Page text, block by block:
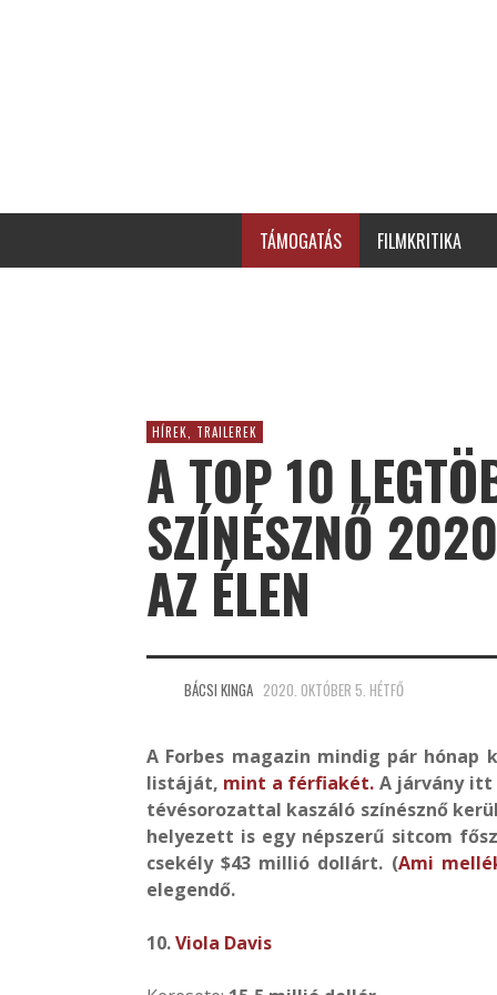
TÁMOGATÁS FILMKRITIKA
HÍREK, TRAILEREK
A TOP 10
SZÍNÉSZNŐ
AZ ÉLEN
BÁCSI KINGA 2020. OKTÓBER 5. HÉTFŐ
A Forbes magazin mindig pár hónap
listáját, mint a férfiakét. A járvány itt
tévésorozattal kaszáló színésznő
helyezett is egy népszerű sitcom
csekély $43 millió dollárt. (Ami
elegendő.
10.Viola Davis